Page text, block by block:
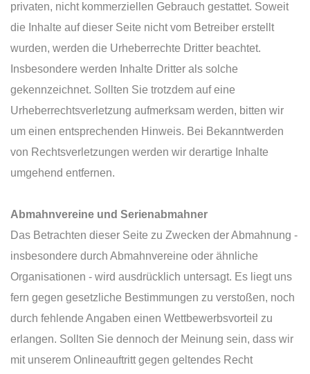
privaten, nicht kommerziellen Gebrauch gestattet. Soweit
die Inhalte auf dieser Seite nicht vom Betreiber erstellt
wurden, werden die Urheberrechte Dritter beachtet.
Insbesondere werden Inhalte Dritter als solche
gekennzeichnet. Sollten Sie trotzdem auf eine
Urheberrechtsverletzung aufmerksam werden, bitten wir
um einen entsprechenden Hinweis. Bei Bekanntwerden
von Rechtsverletzungen werden wir derartige Inhalte
umgehend entfernen.
Abmahnvereine und Serienabmahner
Das Betrachten dieser Seite zu Zwecken der Abmahnung -
insbesondere durch Abmahnvereine oder ähnliche
Organisationen - wird ausdrücklich untersagt. Es liegt uns
fern gegen gesetzliche Bestimmungen zu verstoßen, noch
durch fehlende Angaben einen Wettbewerbsvorteil zu
erlangen. Sollten Sie dennoch der Meinung sein, dass wir
mit unserem Onlineauftritt gegen geltendes Recht